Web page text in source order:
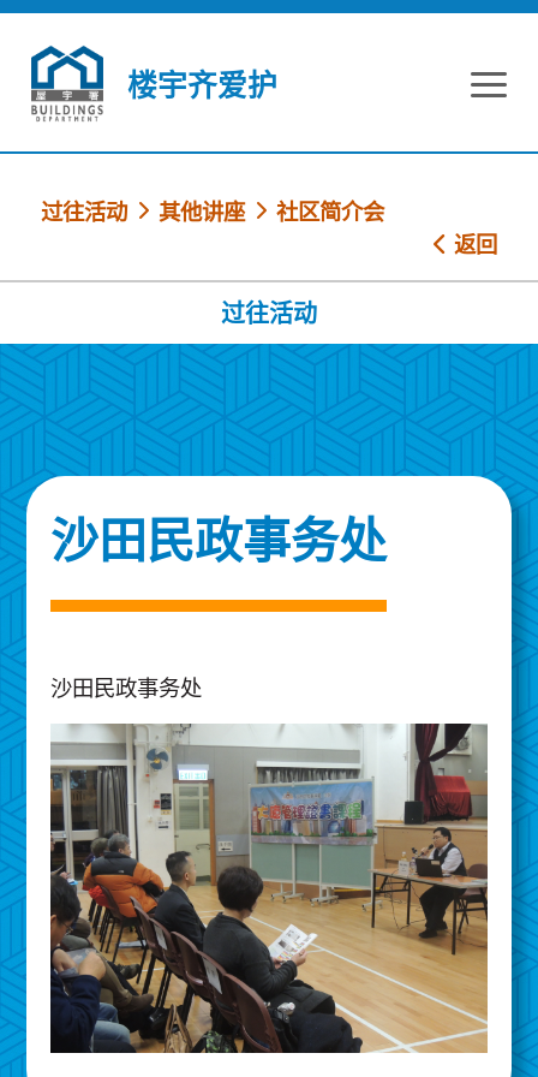
跳到内容
楼宇齐爱护
过往活动 其他讲座
社区简介会
返回
过往活动
沙田民政事务处
沙田民政事务处